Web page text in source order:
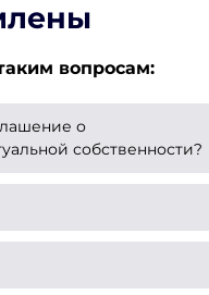
вопросам:
о
собственности?